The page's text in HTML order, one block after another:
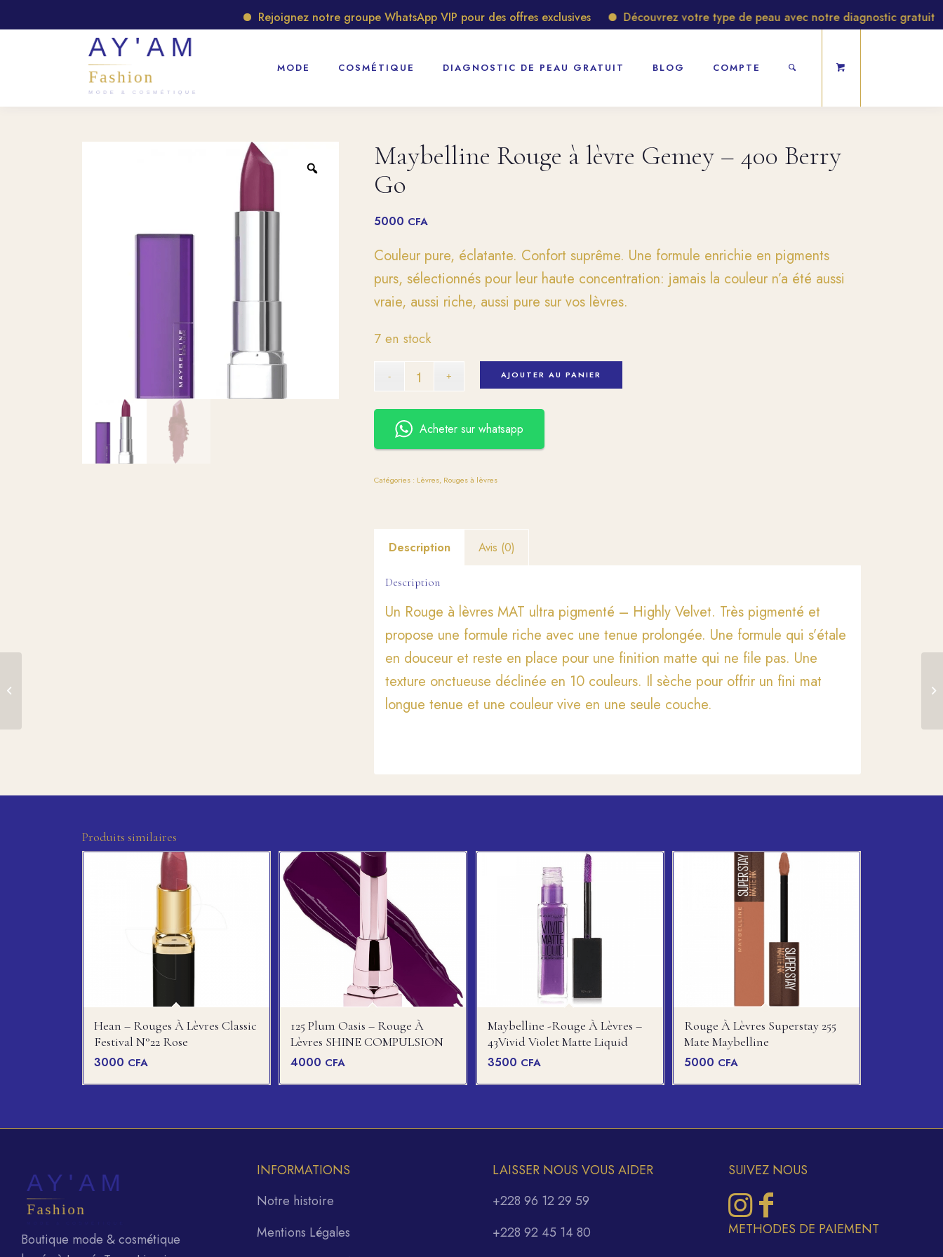
Rejoignez notre groupe WhatsApp VIP pour des offres exclusives Découvrez votre type de peau avec notre diagnostic gratuit
MODE COSMÉTIQUE DIAGNOSTIC DE PEAU GRATUIT BLOG COMPTE
Maybelline Rouge à lèvre Gemey – 400 Berry
Go
5000 CFA
Couleur pure, éclatante. Confort suprême. Une formule enrichie en pigments
purs, sélectionnés pour leur haute concentration: jamais la couleur n’a été aussi
vraie, aussi riche, aussi pure sur vos lèvres.
7 en stock
AJOUTER AU PANIER
Acheter sur whatsapp
Catégories : Lèvres, Rouges à lèvres
Description Avis (0)
Description
Un Rouge à lèvres MAT ultra pigmenté – Highly Velvet. Très pigmenté et
propose une formule riche avec une tenue prolongée. Une formule qui s’étale
en douceur et reste en place pour une finition matte qui ne file pas. Une
texture onctueuse déclinée en 10 couleurs. Il sèche pour offrir un fini mat
longue tenue et une couleur vive en une seule couche.
Produits similaires
Hean – Rouges À Lèvres Classic
Festival N°22 Rose
3000 CFA
125 Plum Oasis – Rouge À
Lèvres SHINE COMPULSION
4000 CFA
Maybelline -rouge À Lèvres –
43Vivid Violet Matte Liquid
3500 CFA
Rouge À Lèvres Superstay 255
Mate Maybelline
5000 CFA
Boutique mode & cosmétique
INFORMATIONS
Notre histoire
Mentions Légales
LAISSER NOUS VOUS AIDER
+228 96 12 29 59
+228 92 45 14 80
SUIVEZ NOUS
METHODES DE PAIEMENT